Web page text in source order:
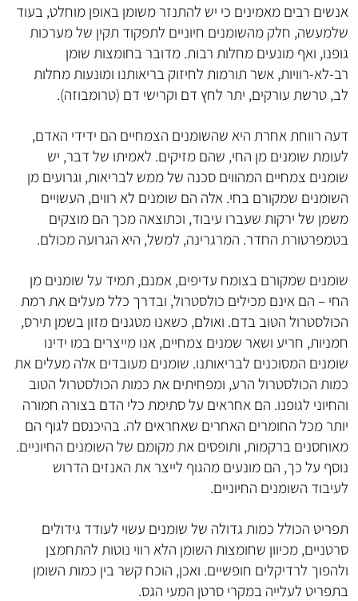
אנשים רבים מאמינים כי יש להתנזר משומן באופן מוחלט, בעוד
שלמעשה, חלק מהשומנים חיוניים לתפקוד תקין של מערכות
גופנו, ואף מונעים מחלות רבות. מדובר בחומצות שומן
רב-לא-רוויות, אשר תורמות לחיזוק בריאותנו ומונעות מחלות
לב, טרשת עורקים, יתר לחץ דם וקרישי דם (טרומבוזה).
דעה רווחת אחרת היא שהשומנים הצמחיים הם ידידי האדם,
לעומת שומנים מן החי, שהם מזיקים. לאמיתו של דבר, יש
שומנים צמחיים המהווים סכנה של ממש לבריאות, וגרועים מן
השומנים שמקורם בחי. אלה הם שומנים לא רווים, העשויים
משמן של ירקות שעברו עיבוד, וכתוצאה מכך הם מוצקים
בטמפרטורת החדר. המרגרינה, למשל, היא הגרועה מכולם.
שומנים שמקורם בצומח עדיפים, אמנם, תמיד על שומנים מן
החי – הם אינם מכילים כולסטרול, ובדרך כלל מעלים את רמת
הכולסטרול הטוב בדם. ואולם, כשאנו מטגנים מזון בשמן תירס,
חמניות, חריע ושאר שמנים צמחיים, אנו מייצרים במו ידינו
שומנים המסוכנים לבריאותנו. שומנים מעובדים אלה מעלים את
כמות הכולסטרול הרע, ומפחיתים את כמות הכולסטרול הטוב
והחיוני לגופנו. הם אחראים על סתימת כלי הדם בצורה חמורה
יותר מכל החומרים האחרים שאחראים לה. בהיכנסם לגוף הם
מאוחסנים ברקמות, ותופסים את מקומם של השומנים החיוניים.
נוסף על כך, הם מונעים מהגוף לייצר את האנזים הדרוש
לעיבוד השומנים החיוניים.
תפריט הכולל כמות גדולה של שומנים עשוי לעודד גידולים
סרטניים, מכיוון שחומצות השומן הלא רווי נוטות להתחמצן
ולהפוך לרדיקלים חופשיים. ואכן, הוכח קשר בין כמות השומן
בתפריט לעלייה במקרי סרטן המעי הגס.